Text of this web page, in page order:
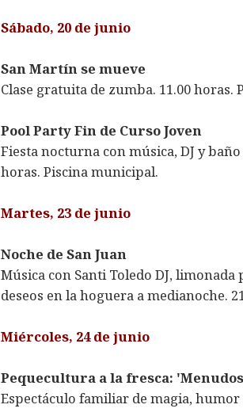
Sábado, 20 de junio
San Martín se mueve
Clase gratuita de zumba. 11.00 horas.
Pool Party Fin de Curso Joven
Fiesta nocturna con música, DJ y
horas. Piscina municipal.
Martes, 23 de junio
Noche de San Juan
Música con Santi Toledo DJ,
deseos en la hoguera a medianoche.
Miércoles, 24 de junio
Pequecultura a la fresca:
Espectáculo familiar de magia, humor